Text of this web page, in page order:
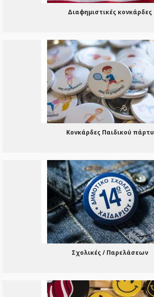
Διαφημιστικές κονκάρδες
Κονκάρδες Παιδικού πάρτυ
Σχολικές / Παρελάσεων